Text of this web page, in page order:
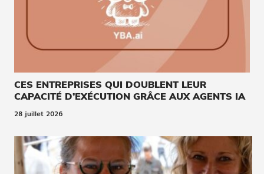
CES ENTREPRISES QUI DOUBLENT LEUR
CAPACITÉ D’EXÉCUTION GRÂCE AUX AGENTS IA
28 juillet 2026